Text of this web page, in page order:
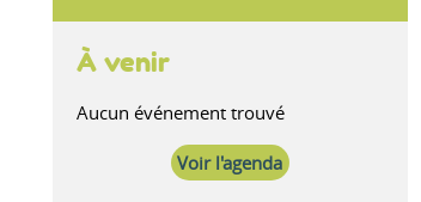
À venir
Aucun événement trouvé
Voir l'agenda